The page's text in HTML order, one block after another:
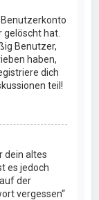
gelöscht hat.
Benutzer,
haben,
dich
teil!
dein altes
es jedoch
der
vergessen“